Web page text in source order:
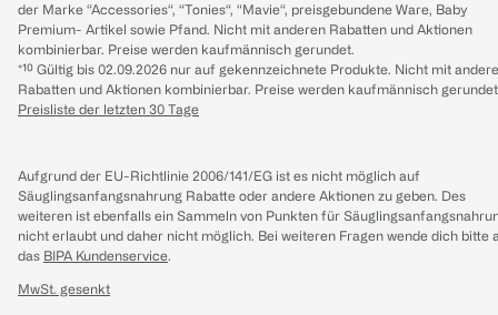
der Marke “Accessories“, “Tonies“, “Mavie“, preisgebundene Ware, Baby
Premium- Artikel sowie Pfand. Nicht mit anderen Rabatten und Aktionen
kombinierbar. Preise werden kaufmännisch gerundet.
*¹⁰ Gültig bis 02.09.2026 nur auf gekennzeichnete Produkte. Nicht mit
Rabatten und Aktionen kombinierbar. Preise werden kaufmännisch
Preisliste der letzten 30 Tage
Aufgrund der EU-Richtlinie 2006/141/EG ist es nicht möglich auf
Säuglingsanfangsnahrung Rabatte oder andere Aktionen zu geben. Des
weiteren ist ebenfalls ein Sammeln von Punkten für
nicht erlaubt und daher nicht möglich. Bei weiteren Fragen wende dich bitte
das BIPA Kundenservice.
MwSt. gesenkt